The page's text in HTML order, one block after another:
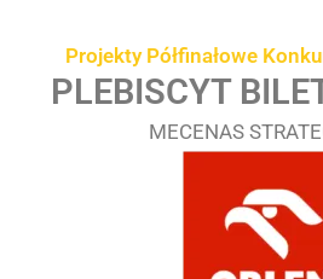
Projekty Półfinałowe
PLEBISCYT
MECENAS